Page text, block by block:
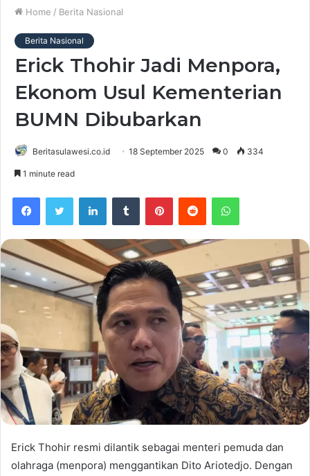
Home / Berita Nasional
Berita Nasional
Erick Thohir Jadi Menpora,
Ekonom Usul Kementerian
BUMN Dibubarkan
Beritasulawesi.co.id 18 September 2025 0 334
1 minute read
Erick Thohir resmi dilantik sebagai menteri pemuda dan
olahraga (menpora) menggantikan Dito Ariotedjo. Dengan